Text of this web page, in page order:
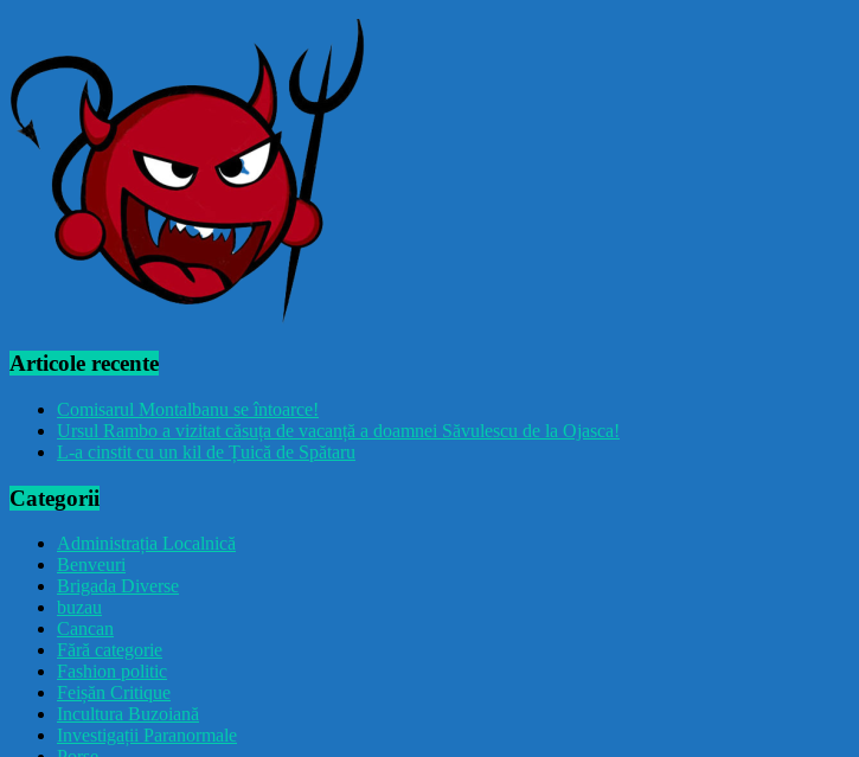
Articole recente
Comisarul Montalbanu se întoarce!
Ursul Rambo a vizitat căsuța de vacanță a doamnei Săvulescu de la Ojasca!
L-a cinstit cu un kil de Țuică de Spătaru
Categorii
Administrația Localnică
Benveuri
Brigada Diverse
buzau
Cancan
Fără categorie
Fashion politic
Feișăn Critique
Incultura Buzoiană
Investigații Paranormale